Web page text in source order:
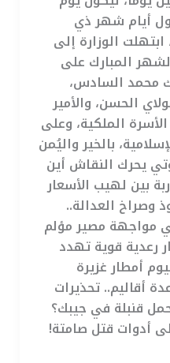
2026 هو أول أيام شهر ذي
الوزارة إلى
المبارك على
محمد السادس،
الحسن، والأمير
الملكية، وعلى
بالخير واليُمن
يحرك النقاش أين
بين لهيب الأسعار
وصراخ العدالة..
مواجهة مصير مؤلم
رعدية قوية تهدد
أمطار غزيرة
أقاليم.. تحذيرات
قنبلة في جيبك؟
أدوات قتل صامتة!